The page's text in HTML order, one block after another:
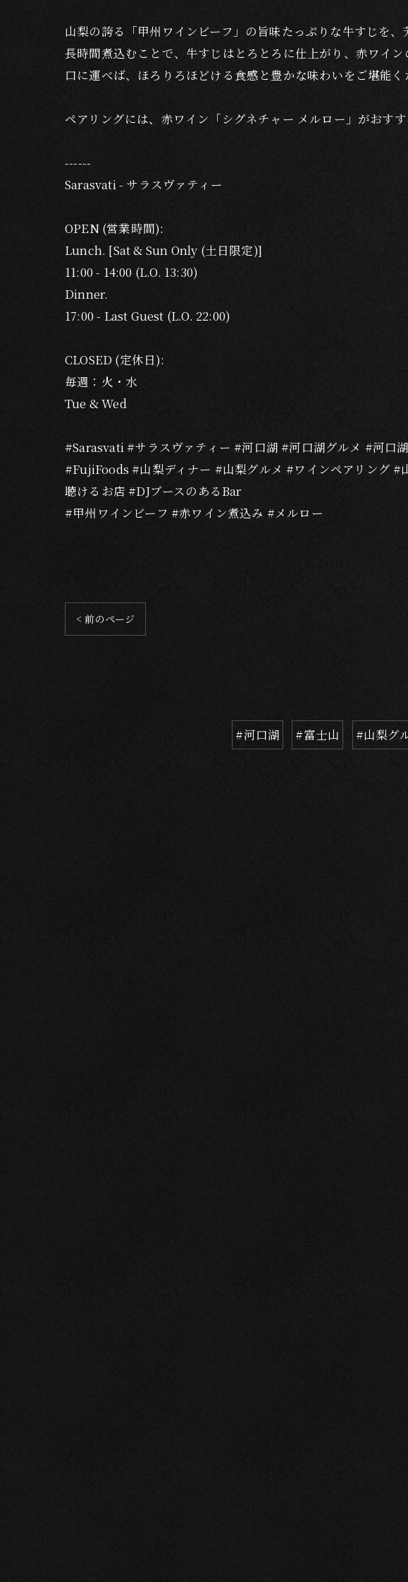
山梨の誇る「甲州ワインビーフ」の旨味たっぷりな牛すじを
長時間煮込むことで、牛すじはとろとろに仕上がり、赤ワイ
口に運べば、ほろりろほどける食感と豊かな味わいをご堪能く
ペアリングには、赤ワイン「シグネチャー メルロー」がおすす
------
Sarasvati - サラスヴァティー
OPEN (営業時間):
Lunch. [Sat & Sun Only (土日限定)]
11:00 - 14:00 (L.O. 13:30)
Dinner.
17:00 - Last Guest (L.O. 22:00)
CLOSED (定休日):
毎週：火・水
Tue & Wed
#Sarasvati #サラスヴァティー #河口湖 #河口湖グルメ #河
#FujiFoods #山梨ディナー #山梨グルメ #ワインペアリング
聴けるお店 #DJブースのあるBar
#甲州ワインビーフ #赤ワイン煮込み #メルロー
< 前のページ
#河口湖 #富士山 #山梨グ